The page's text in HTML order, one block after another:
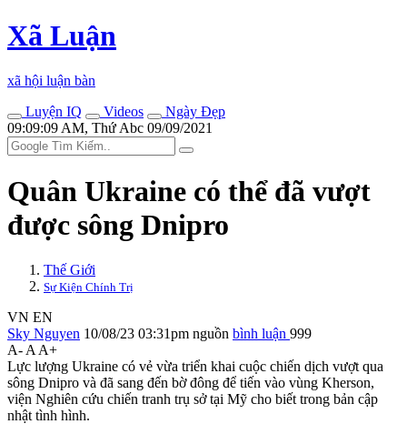
Xã Luận
xã hội luận bàn
Luyện IQ
Videos
Ngày Đẹp
09:09:09 AM, Thứ Abc 09/09/2021
Quân Ukraine có thể đã vượt
được sông Dnipro
Thế Giới
Sự Kiện Chính Trị
VN EN
Sky Nguyen 10/08/23 03:31pm nguồn bình luận 999
A- A A+
Lực lượng Ukraine có vẻ vừa triển khai cuộc chiến dịch vượt qua
sông Dnipro và đã sang đến bờ đông để tiến vào vùng Kherson,
viện Nghiên cứu chiến tranh trụ sở tại Mỹ cho biết trong bản cập
nhật tình hình.